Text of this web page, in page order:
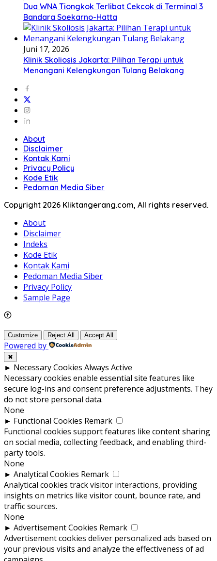
Dua WNA Tiongkok Terlibat Cekcok di Terminal 3
Bandara Soekarno-Hatta
Juni 17, 2026
Klinik Skoliosis Jakarta: Pilihan Terapi untuk
Menangani Kelengkungan Tulang Belakang
About
Disclaimer
Kontak Kami
Privacy Policy
Kode Etik
Pedoman Media Siber
Copyright 2026 Kliktangerang.com, All rights reserved.
About
Disclaimer
Indeks
Kode Etik
Kontak Kami
Pedoman Media Siber
Privacy Policy
Sample Page
Customize Reject All Accept All
Powered by
✖
► Necessary Cookies Always Active
Necessary cookies enable essential site features like
secure log-ins and consent preference adjustments. They
do not store personal data.
None
► Functional Cookies Remark
Functional cookies support features like content sharing
on social media, collecting feedback, and enabling third-
party tools.
None
► Analytical Cookies Remark
Analytical cookies track visitor interactions, providing
insights on metrics like visitor count, bounce rate, and
traffic sources.
None
► Advertisement Cookies Remark
Advertisement cookies deliver personalized ads based on
your previous visits and analyze the effectiveness of ad